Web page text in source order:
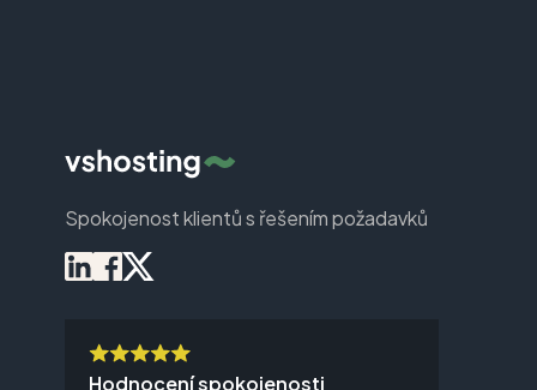
Spokojenost klientů s řešením požadavků
Hodnocení spokojenosti